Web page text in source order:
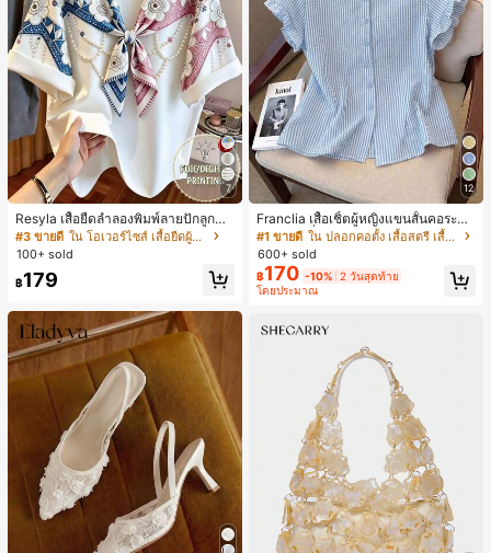
7
Resyla เสื้อยืดลำลองพิมพ์ลายปักลูกปัด
รูปโบว์ขนาดใหญ่สำหรับผู้หญิง
#3 ขายดี
ใน โอเวอร์ไซส์ เสื้อยืดผู้หญิง
100+ sold
฿179
12
Franclia เสื้อเชิ้ตผู้หญิงแขนสั้นคอระบา
ยกระดุมเดี่ยวลายทาง
#1 ขายดี
ใน ปลอกคอตั้ง เสื้อสตรี เสื้อเบลาส์ & Tee
600+ sold
฿170 -10% 2 วันสุดท้าย
โดยประมาณ